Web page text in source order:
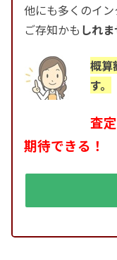
他にも多くのイ
ご存知かも しれま
概算
す。
査
期待できる！